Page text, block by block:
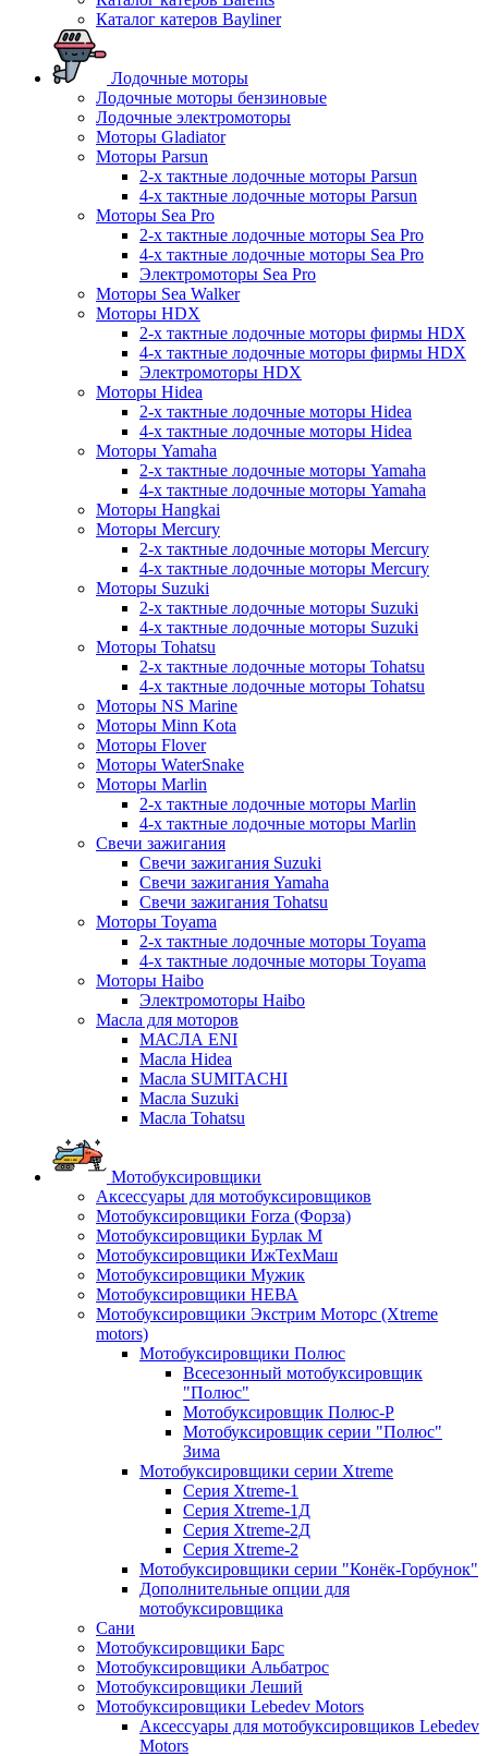
Каталог катеров Bayliner
Лодочные моторы
Лодочные моторы бензиновые
Лодочные электромоторы
Моторы Gladiator
Моторы Parsun
2-х тактные лодочные моторы Parsun
4-х тактные лодочные моторы Parsun
Моторы Sea Pro
2-х тактные лодочные моторы Sea Pro
4-х тактные лодочные моторы Sea Pro
Электромоторы Sea Pro
Моторы Sea Walker
Моторы HDX
2-х тактные лодочные моторы фирмы HDX
4-х тактные лодочные моторы фирмы HDX
Электромоторы HDX
Моторы Hidea
2-х тактные лодочные моторы Hidea
4-х тактные лодочные моторы Hidea
Моторы Yamaha
2-х тактные лодочные моторы Yamaha
4-х тактные лодочные моторы Yamaha
Моторы Hangkai
Моторы Mercury
2-х тактные лодочные моторы Mercury
4-х тактные лодочные моторы Mercury
Моторы Suzuki
2-х тактные лодочные моторы Suzuki
4-х тактные лодочные моторы Suzuki
Моторы Tohatsu
2-х тактные лодочные моторы Tohatsu
4-х тактные лодочные моторы Tohatsu
Моторы NS Marine
Моторы Minn Kota
Моторы Flover
Моторы WaterSnake
Моторы Marlin
2-х тактные лодочные моторы Marlin
4-х тактные лодочные моторы Marlin
Свечи зажигания
Свечи зажигания Suzuki
Свечи зажигания Yamaha
Свечи зажигания Tohatsu
Моторы Toyama
2-х тактные лодочные моторы Toyama
4-х тактные лодочные моторы Toyama
Моторы Haibo
Электромоторы Haibo
Масла для моторов
МАСЛА ENI
Масла Hidea
Масла SUMITACHI
Масла Suzuki
Масла Tohatsu
Мотобуксировщики
Аксессуары для мотобуксировщиков
Мотобуксировщики Forza (Форза)
Мотобуксировщики Бурлак М
Мотобуксировщики ИжТехМаш
Мотобуксировщики Мужик
Мотобуксировщики НЕВА
Мотобуксировщики Экстрим Моторс (Xtreme
motors)
Мотобуксировщики Полюс
Всесезонный мотобуксировщик
"Полюс"
Мотобуксировщик Полюс-Р
Мотобуксировщик серии "Полюс"
Зима
Мотобуксировщики серии Xtreme
Серия Xtreme-1
Серия Xtreme-1Д
Серия Xtreme-2Д
Серия Xtreme-2
Мотобуксировщики серии "Конёк-Горбунок"
Дополнительные опции для
мотобуксировщика
Сани
Мотобуксировщики Барс
Мотобуксировщики Альбатрос
Мотобуксировщики Леший
Мотобуксировщики Lebedev Motors
Аксессуары для мотобуксировщиков Lebedev
Motors